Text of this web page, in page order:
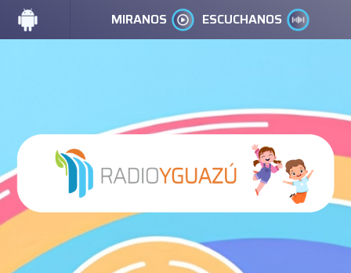
MIRANOS ESCUCHANOS